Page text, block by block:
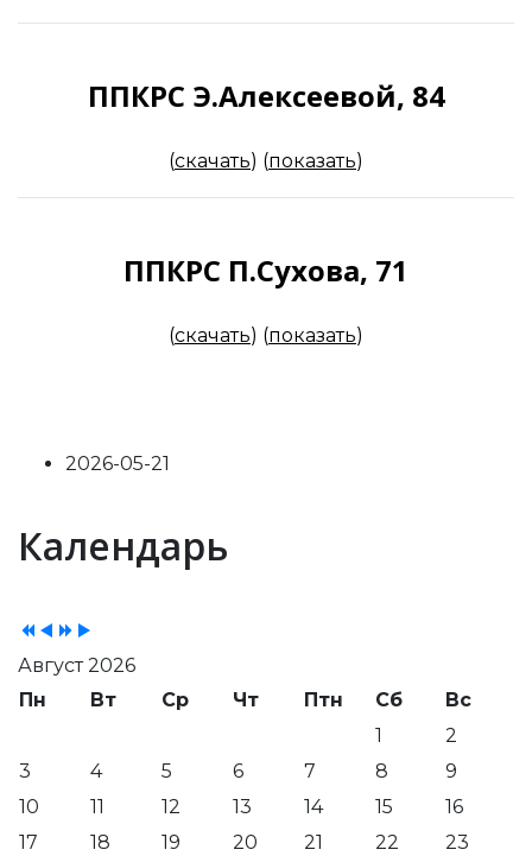
ППКРС Э.Алексеевой, 84
(скачать) (показать)
ППКРС П.Сухова, 71
(скачать) (показать)
2026-05-21
Календарь
Previous
Year
Previous
Month
YearMonth
Август 2026
Пн
Вт Ср Чт Птн Сб
Вс
1
2
3
4 5 6 7 8
9
10
11 12 13 14 15
16
17
18 19 20 21 22
23